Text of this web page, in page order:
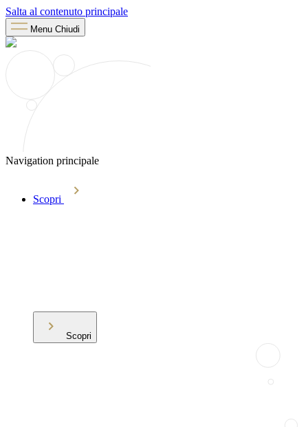
Salta al contenuto principale
Menu Chiudi
Navigation principale
Scopri
Scopri